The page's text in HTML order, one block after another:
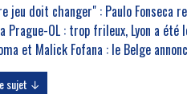
jeu doit changer" : Paulo Fonseca
Prague-OL : trop frileux, Lyon a été
et Malick Fofana : le Belge
sujet ↓